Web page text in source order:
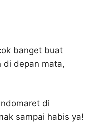
banget buat
di depan mata,
di
sampai habis ya!